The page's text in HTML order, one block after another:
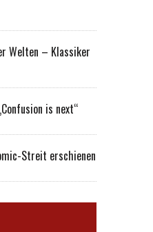
Welten – Klassiker
is next“
Streit erschienen